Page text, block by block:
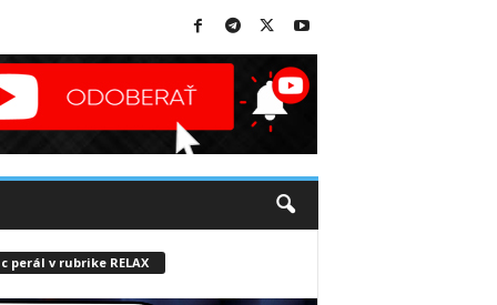
perál v rubrike RELAX